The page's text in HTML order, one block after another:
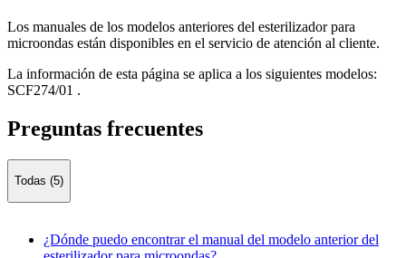
Los manuales de los modelos anteriores del esterilizador para
microondas están disponibles en el servicio de atención al cliente.
La información de esta página se aplica a los siguientes modelos:
SCF274/01 .
Preguntas frecuentes
Todas (5)
¿Dónde puedo encontrar el manual del modelo anterior del